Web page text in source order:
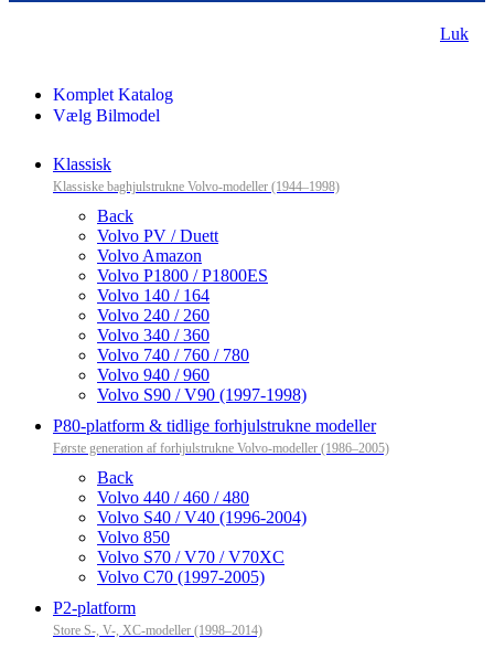
Luk
Komplet Katalog
Vælg Bilmodel
Klassisk
Klassiske baghjulstrukne Volvo-modeller (1944–1998)
Back
Volvo PV / Duett
Volvo Amazon
Volvo P1800 / P1800ES
Volvo 140 / 164
Volvo 240 / 260
Volvo 340 / 360
Volvo 740 / 760 / 780
Volvo 940 / 960
Volvo S90 / V90 (1997-1998)
P80-platform & tidlige forhjulstrukne modeller
Første generation af forhjulstrukne Volvo-modeller (1986–2005)
Back
Volvo 440 / 460 / 480
Volvo S40 / V40 (1996-2004)
Volvo 850
Volvo S70 / V70 / V70XC
Volvo C70 (1997-2005)
P2-platform
Store S-, V-, XC-modeller (1998–2014)